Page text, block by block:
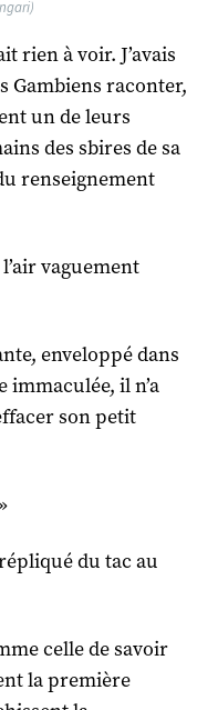
rien à voir. J’avais
Gambiens raconter,
un de leurs
des sbires de sa
renseignement
vaguement
enveloppé dans
il n’a
son petit
répliqué du tac au
celle de savoir
la première